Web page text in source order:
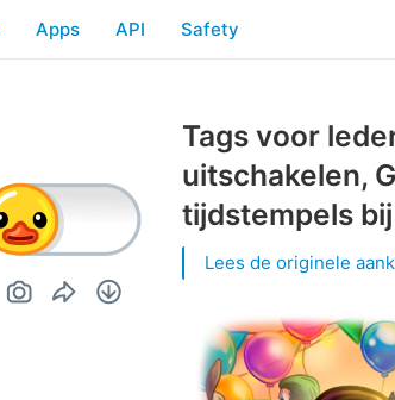
Apps API Safety
Tags voor
uitschakelen,
tijdstempels
Lees de originele